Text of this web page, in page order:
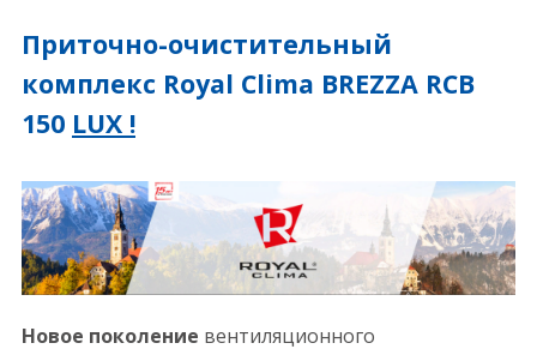
Приточно-очистительный
комплекс Royal Clima BREZZA RCB
150 LUX !
Новое поколение вентиляционного